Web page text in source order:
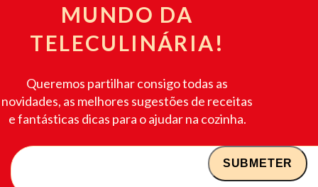
MUNDO DA
TELECULINÁRIA!
Queremos partilhar consigo todas as
novidades, as melhores sugestões de receitas
e fantásticas dicas para o ajudar na cozinha.